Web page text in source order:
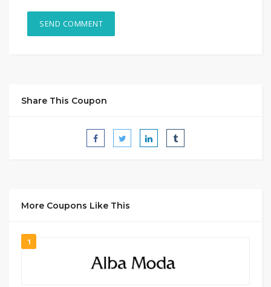
Share This Coupon
More Coupons Like This
1